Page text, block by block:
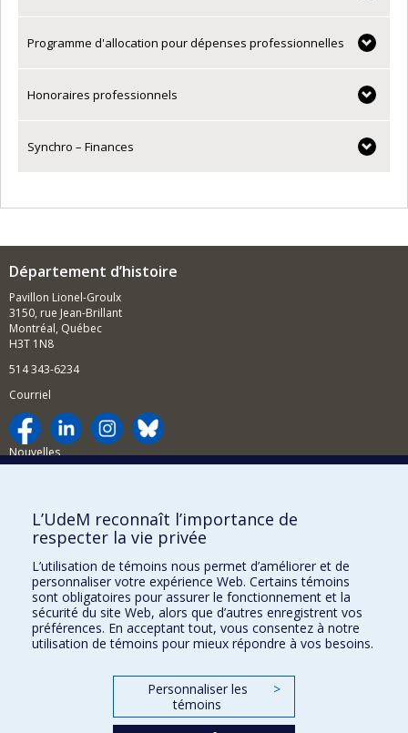
Programme d'allocation pour dépenses professionnelles
Honoraires professionnels
Synchro – Finances
Département d’histoire
Pavillon Lionel-Groulx
3150, rue Jean-Brillant
Montréal, Québec
H3T 1N8
514 343-6234
Courriel
Nouvelles
Comment soutenir le Département?
BESOIN D'AIDE?
Plan du site
Signaler une erreur
Accessibilité
FACULTÉ DES ARTS ET DES SCIENCES
Nos départements et écoles
L’UdeM reconnaît l’importance de
respecter la vie privée
L’utilisation de témoins nous permet d’améliorer et de
personnaliser votre expérience Web. Certains témoins
sont obligatoires pour assurer le fonctionnement et la
sécurité du site Web, alors que d’autres enregistrent vos
préférences. En acceptant tout, vous consentez à notre
utilisation de témoins pour mieux répondre à vos besoins.
Personnaliser les
témoins
>